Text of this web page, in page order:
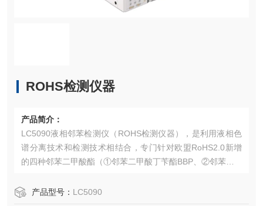
ROHS检测仪器
产品简介：
LC5090液相邻苯检测仪（ROHS检测仪器），是利用液相色
谱分离技术和检测技术相结合，专门针对欧盟RoHS2.0新增
的四种邻苯二甲酸酯（①邻苯二甲酸丁苄酯BBP、②邻苯二甲
二甲酸二异丁酯DIBP）进行定性、定量分析的仪器。
产品型号： LC5090